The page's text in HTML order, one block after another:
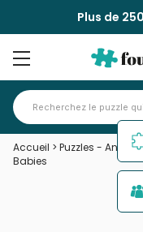
Plus de
Accueil > Puzzles -
Babies